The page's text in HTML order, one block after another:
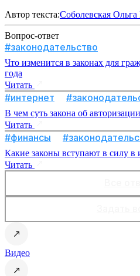
Автор текста:Соболевская
Вопрос-ответ
#законодательство
Что изменится в законах для
года
Читать
#интернет
В чем суть закона об
Читать
#финансы
Какие законы вступают в силу в
Читать
Видео